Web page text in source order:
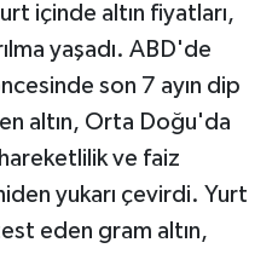
içinde altın fiyatları,
yaşadı. ABD'de
son 7 ayın dip
altın, Orta Doğu'da
ve faiz
yukarı çevirdi. Yurt
eden gram altın,